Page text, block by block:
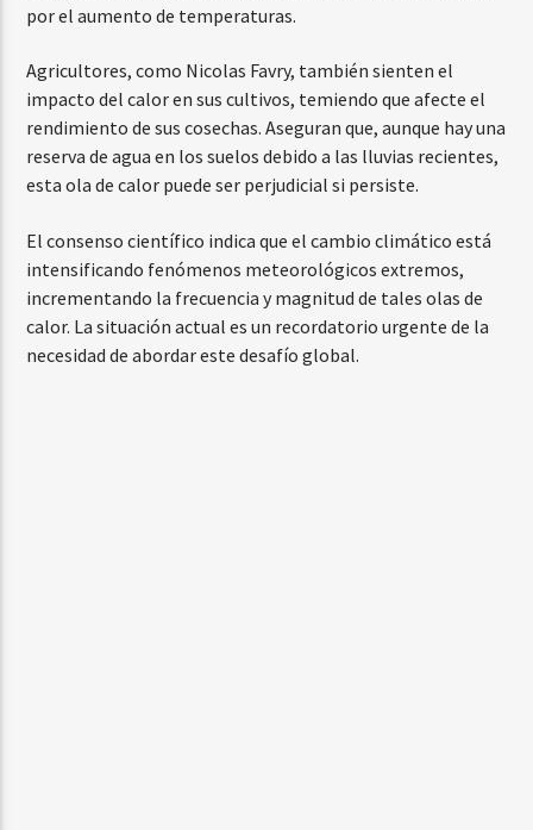
por el aumento de temperaturas.
Agricultores, como Nicolas Favry, también sienten el
impacto del calor en sus cultivos, temiendo que afecte el
rendimiento de sus cosechas. Aseguran que, aunque hay una
reserva de agua en los suelos debido a las lluvias recientes,
esta ola de calor puede ser perjudicial si persiste.
El consenso científico indica que el cambio climático está
intensificando fenómenos meteorológicos extremos,
incrementando la frecuencia y magnitud de tales olas de
calor. La situación actual es un recordatorio urgente de la
necesidad de abordar este desafío global.